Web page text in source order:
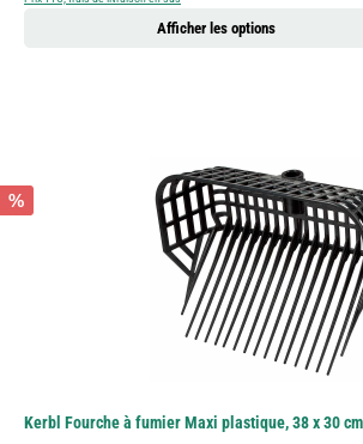
Afficher les options
%
Kerbl Fourche à fumier Maxi plastique, 38 x 30